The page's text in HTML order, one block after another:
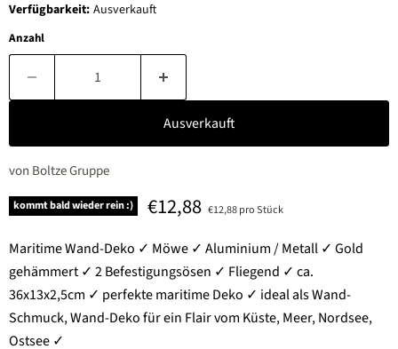
Verfügbarkeit: Ausverkauft
Anzahl
Ausverkauft
von Boltze Gruppe
kommt bald wieder rein :) Aktueller Preis
€12,88 €12,88 pro Stück
Maritime Wand-Deko ✓ Möwe ✓ Aluminium / Metall ✓ Gold
gehämmert ✓ 2 Befestigungsösen ✓ Fliegend ✓ ca.
36x13x2,5cm ✓ perfekte maritime Deko ✓ ideal als Wand-
Schmuck, Wand-Deko für ein Flair vom Küste, Meer, Nordsee,
Ostsee ✓